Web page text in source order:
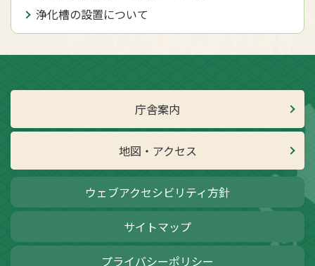
浄化槽の設置について
庁舎案内
地図・アクセス
ウェブアクセシビリティ方針
サイトマップ
プライバシーポリシー